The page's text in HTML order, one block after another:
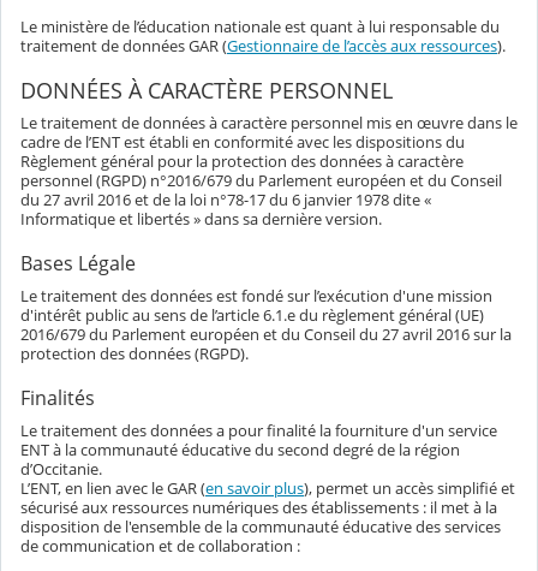
Le ministère de l’éducation nationale est quant à lui responsable du
traitement de données GAR (Gestionnaire de l’accès aux ressources).
DONNÉES À CARACTÈRE PERSONNEL
Le traitement de données à caractère personnel mis en œuvre dans le
cadre de l’ENT est établi en conformité avec les dispositions du
Règlement général pour la protection des données à caractère
personnel (RGPD) n°2016/679 du Parlement européen et du Conseil
du 27 avril 2016 et de la loi n°78-17 du 6 janvier 1978 dite «
Informatique et libertés » dans sa dernière version.
Bases Légale
Le traitement des données est fondé sur l’exécution d'une mission
d'intérêt public au sens de l’article 6.1.e du règlement général (UE)
2016/679 du Parlement européen et du Conseil du 27 avril 2016 sur la
protection des données (RGPD).
Finalités
Le traitement des données a pour finalité la fourniture d'un service
ENT à la communauté éducative du second degré de la région
d’Occitanie.
L’ENT, en lien avec le GAR (en savoir plus), permet un accès simplifié et
sécurisé aux ressources numériques des établissements : il met à la
disposition de l'ensemble de la communauté éducative des services
de communication et de collaboration :